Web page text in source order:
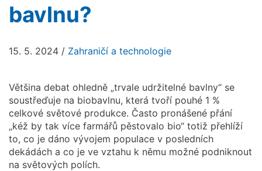
bavlnu?
15. 5. 2024 / Zahraničí a technologie
Většina debat ohledně „trvale udržitelné bavlny“ se
soustřeďuje na biobavlnu, která tvoří pouhé 1 %
celkové světové produkce. Často pronášené přání
„kéž by tak více farmářů pěstovalo bio“ totiž přehlíží
to, co je dáno vývojem populace v posledních
dekádách a co je ve vztahu k němu možné podniknout
na světových polích.